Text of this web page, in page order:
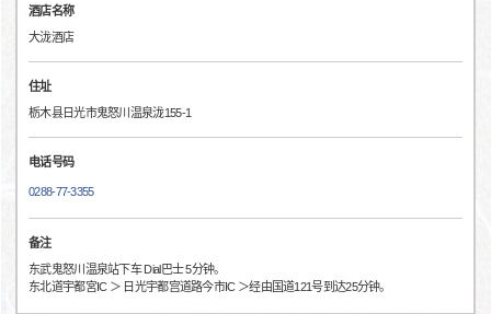
酒店名称
大泷酒店
住址
栃木县日光市鬼怒川温泉泷155-1
电话号码
0288-77-3355
备注
东武鬼怒川温泉站下车 Dial巴士 5分钟。
东北道宇都宮IC ＞ 日光宇都宫道路今市IC ＞经由国道121号到达25分钟。